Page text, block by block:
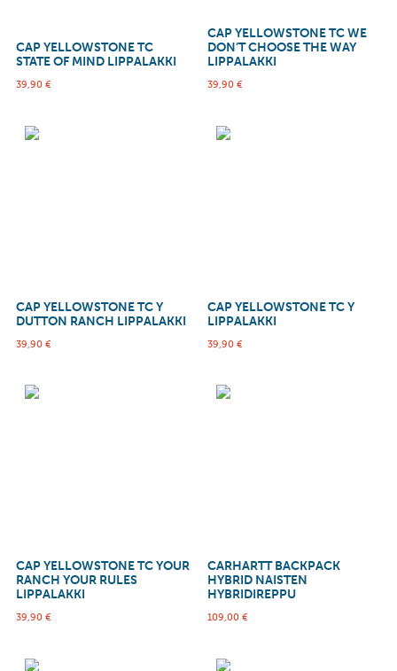
CAP YELLOWSTONE TC
STATE OF MIND LIPPALAKKI
39,90 €
CAP YELLOWSTONE TC WE
DON’T CHOOSE THE WAY
LIPPALAKKI
39,90 €
CAP YELLOWSTONE TC Y
DUTTON RANCH LIPPALAKKI
39,90 €
CAP YELLOWSTONE TC Y
LIPPALAKKI
39,90 €
CAP YELLOWSTONE TC YOUR
RANCH YOUR RULES
LIPPALAKKI
39,90 €
CARHARTT BACKPACK
HYBRID NAISTEN
HYBRIDIREPPU
109,00 €